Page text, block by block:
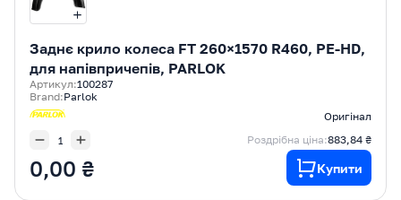
Заднє крило колеса FT 260×1570 R460, PE-HD,
для напівпричепів, PARLOK
Артикул:100287
Brand:Parlok
Оригінал
Роздрібна ціна:883,84 ₴
0,00 ₴ Купити